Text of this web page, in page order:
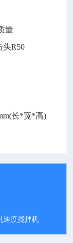
量
头R50
长*宽*高)
速度搅拌机